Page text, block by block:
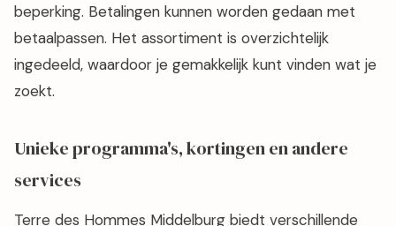
beperking. Betalingen kunnen worden gedaan met
betaalpassen. Het assortiment is overzichtelijk
ingedeeld, waardoor je gemakkelijk kunt vinden wat je
zoekt.
Unieke programma's, kortingen en andere
services
Terre des Hommes Middelburg biedt verschillende